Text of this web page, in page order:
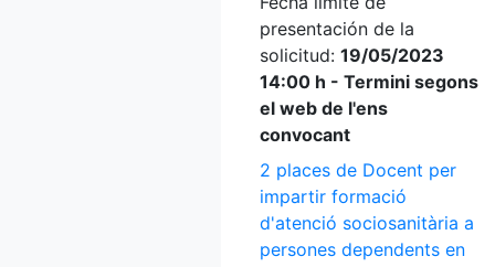
presentación de la
solicitud: 19/05/2023
14:00 h - Termini segons
el web de l'ens
convocant
2 places de Docent per
impartir formació
d'atenció sociosanitària a
persones dependents en